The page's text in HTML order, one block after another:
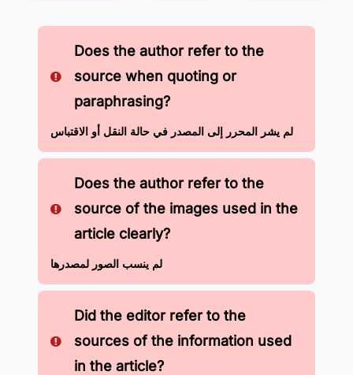
Does the author refer to the
source when quoting or
paraphrasing?
لم يشر المحرر إلى المصدر في حالة النقل أو الاقتباس
Does the author refer to the
source of the images used in the
article clearly?
لم ينسب الصور لمصدرها
Did the editor refer to the
sources of the information used
in the article?